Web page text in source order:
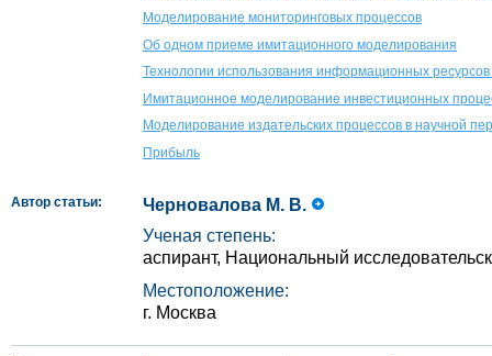
Моделирование мониторинговых процессов
Об одном приеме имитационного моделирования
Технологии использования информационных
Имитационное моделирование инвестиционных
Моделирование издательских процессов в научной
Прибыль
Автор статьи:
Черновалова М. В.
Ученая степень:
аспирант, Национальный
Местоположение:
г. Москва